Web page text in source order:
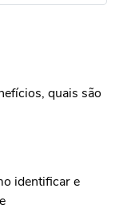
quais são
identificar e